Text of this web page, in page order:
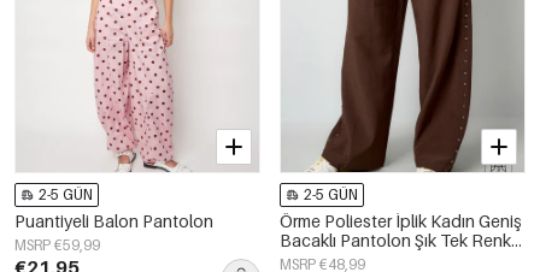
2-5 GÜN
Puantiyeli Balon Pantolon
MSRP €59,99
€21,95
2-5 GÜN
Örme Poliester İplik Kadın Geniş
Bacaklı Pantolon Şık Tek Renk
Sonbahar/Kış
MSRP €48,99